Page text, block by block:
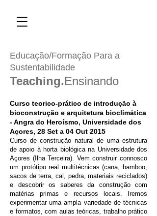
Educação/Formação Para a
Sustentabilidade
Teaching.Ensinando
Curso teorico-prático de introdução à
bioconstrução e arquitetura bioclimática
- Angra do Heroísmo, Universidade dos
Açores, 28 Set a 04 Out 2015
Curso de construção natural de uma estrutura
de apoio à horta biológica na Universidade dos
Açores (Ilha Terceira). Vem construir connosco
um protótipo real multitécnicas (cana, bamboo,
sacos de terra, cal, pedra, materiais reciclados)
e descobrir os saberes da construção com
matérias primas e recursos locais. Iremos
experimentar uma ampla variedade de técnicas
e formatos, com aulas teóricas, trabalho prático